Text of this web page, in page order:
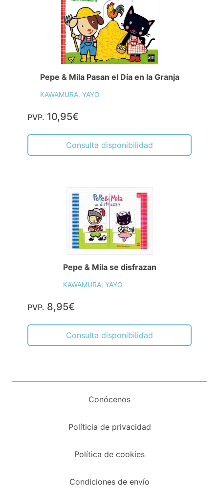
Pepe & Mila Pasan el Día en la Granja
KAWAMURA, YAYO
PVP. 10,95€
Consulta disponibilidad
Pepe & Mila se disfrazan
KAWAMURA, YAYO
PVP. 8,95€
Consulta disponibilidad
Conócenos
Políticia de privacidad
Política de cookies
Condiciones de envío